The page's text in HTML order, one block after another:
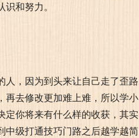
和努力。
人，因为到头来让自己走了歪路
再去修改更加难上难，所以学小
定你将来有什么样的收获，其实
中级打通技巧门路之后越学越简